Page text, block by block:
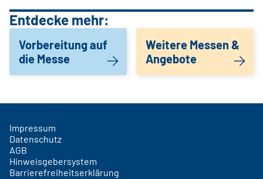
Entdecke mehr:
Vorbereitung auf
die Messe
Weitere Messen &
Angebote
Impressum
Datenschutz
AGB
Hinweisgebersystem
Barrierefreiheitserklärung